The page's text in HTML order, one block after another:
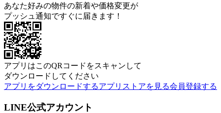
あなた好みの物件の新着や価格変更が
プッシュ通知ですぐに届きます！
アプリはこのQRコードをスキャンして
ダウンロードしてください
アプリをダウンロードするアプリストアを見る会員登録する
LINE公式アカウント